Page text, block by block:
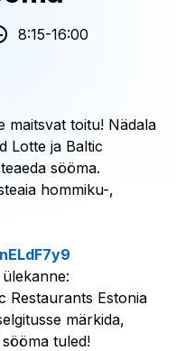
8:15-16:00
maitsvat toitu! Nädala
Lotte ja Baltic
sööma.
hommiku-,
Restaurants Estonia
märkida,
tuled!